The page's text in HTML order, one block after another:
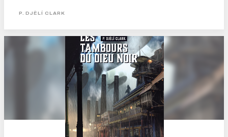
souligner son travail surtout sur la première. Ce livre a été l’occasion de faire
dieu noir: Nous sommes en Louisiane,...
P. DJÈLÍ CLARK